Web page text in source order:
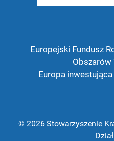
Europejski Fundusz
Obszarów
Europa
© 2026 Stowarzyszenie